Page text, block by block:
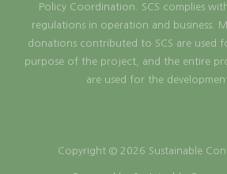
Policy Coordination. SCS complies
regulations in operation and business.
donations contributed to SCS are used
purpose of the project, and the entire
are used for the development
Copyright © 2026 Sustainable